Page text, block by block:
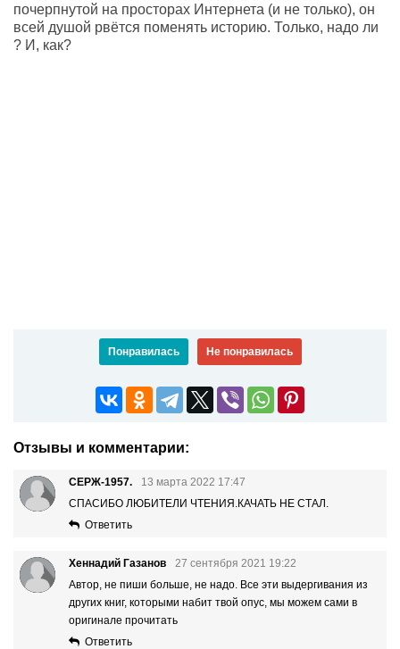
почерпнутой на просторах Интернета (и не только), он
всей душой рвётся поменять историю. Только, надо ли
? И, как?
Понравилась Не понравилась
Отзывы и комментарии:
СЕРЖ-1957.
13 марта 2022 17:47
СПАСИБО ЛЮБИТЕЛИ ЧТЕНИЯ.КАЧАТЬ НЕ СТАЛ.
Ответить
Хеннадий Газанов
27 сентября 2021 19:22
Автор, не пиши больше, не надо. Все эти выдергивания из
других книг, которыми набит твой опус, мы можем сами в
оригинале прочитать
Ответить